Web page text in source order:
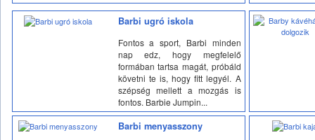
Barbi ugró iskola
Fontos a sport, Barbi minden
nap edz, hogy megfelelő
formában tartsa magát, próbáld
követni te is, hogy fitt legyél. A
szépség mellett a mozgás is
fontos. Barbie Jumpin...
Barbi menyasszony